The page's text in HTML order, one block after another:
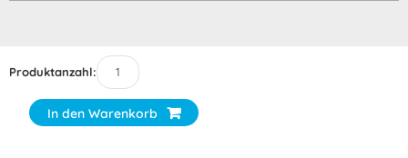
Produktanzahl:
In den Warenkorb